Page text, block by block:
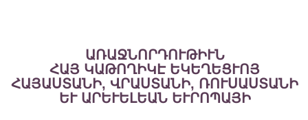
ԱՌԱՋՆՈՐԴՈՒԹԻՒՆ
ՀԱՅ ԿԱԹՈՂԻԿԷ ԵԿԵՂԵՑՒՈՅ
ՀԱՅԱՍՏԱՆԻ, ՎՐԱՍՏԱՆԻ, ՌՈՒՍԱՍՏԱՆԻ
ԵՒ ԱՐԵՒԵԼԵԱՆ ԵՒՐՈՊԱՅԻ